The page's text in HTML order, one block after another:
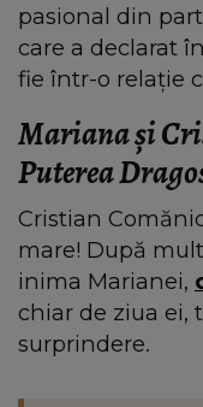
pasional din
care a declarat
fie într-o relație
Mariana și
Puterea
Cristian
mare! După
inima Marianei,
chiar de ziua ei,
surprindere.